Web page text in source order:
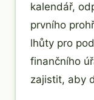
kalendář,
prvního
lhůty pro
finančního
zajistit, aby